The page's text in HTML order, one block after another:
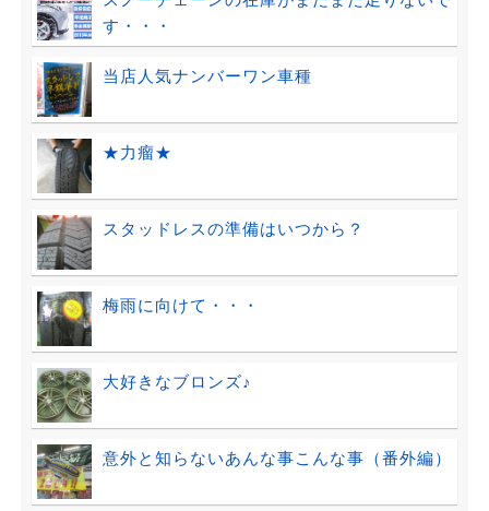
す・・・
当店人気ナンバーワン車種
★力瘤★
スタッドレスの準備はいつから？
梅雨に向けて・・・
大好きなブロンズ♪
意外と知らないあんな事こんな事（番外編）